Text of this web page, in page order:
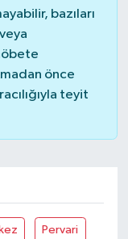
bazıları
önce
teyit
Pervari